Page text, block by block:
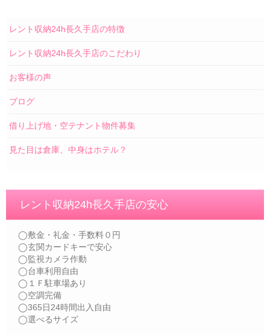
レント収納24h長久手店の特徴
レント収納24h長久手店のこだわり
お客様の声
ブログ
借り上げ地・空テナント物件募集
見た目は倉庫、中身はホテル？
レント収納24h長久手店の安心
◯敷金・礼金・手数料０円
◯玄関カードキーで安心
◯監視カメラ作動
◯台車利用自由
◯１Ｆ駐車場あり
◯空調完備
◯365日24時間出入自由
◯選べるサイズ